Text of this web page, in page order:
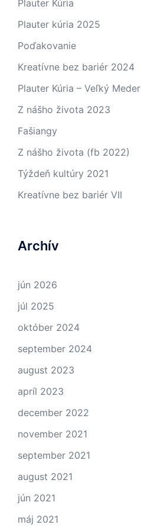
Plauter Kúria
Plauter kúria 2025
Poďakovanie
Kreatívne bez bariér 2024
Plauter Kúria – Veľký Meder
Z nášho života 2023
Fašiangy
Z nášho života (fb 2022)
Týždeň kultúry 2021
Kreatívne bez bariér VII
Archív
jún 2026
júl 2025
október 2024
september 2024
august 2023
apríl 2023
december 2022
november 2021
september 2021
august 2021
jún 2021
máj 2021